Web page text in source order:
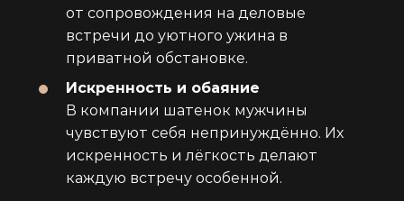
от сопровождения на деловые
встречи до уютного ужина в
приватной обстановке.
Искренность и обаяние
В компании шатенок мужчины
чувствуют себя непринуждённо. Их
искренность и лёгкость делают
каждую встречу особенной.